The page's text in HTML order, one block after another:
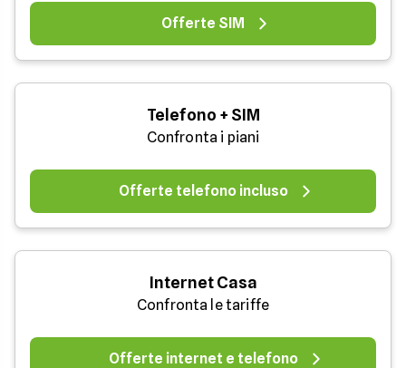
Offerte SIM
Telefono + SIM
Confronta i piani
Offerte telefono incluso
Internet Casa
Confronta le tariffe
Offerte internet e telefono